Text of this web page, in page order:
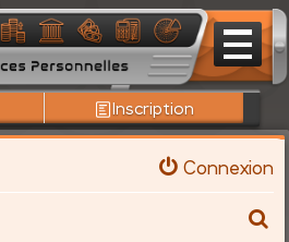
Inscription
Connexion